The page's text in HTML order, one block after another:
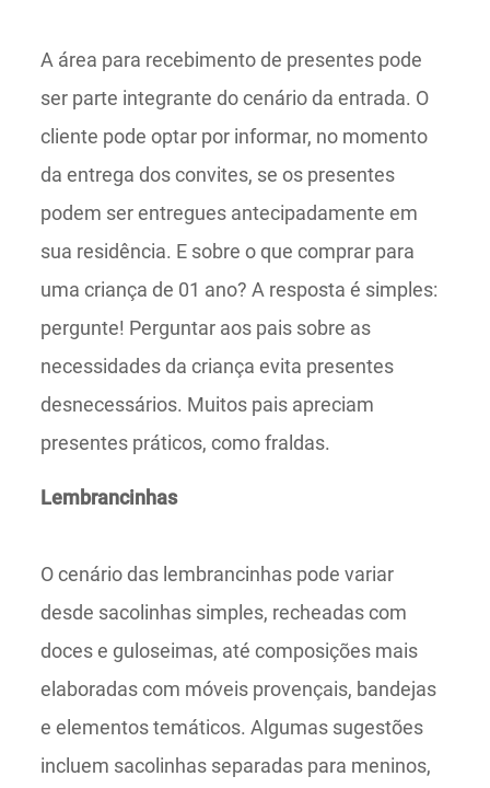
A área para recebimento de presentes pode
ser parte integrante do cenário da entrada. O
cliente pode optar por informar, no momento
da entrega dos convites, se os presentes
podem ser entregues antecipadamente em
sua residência. E sobre o que comprar para
uma criança de 01 ano? A resposta é simples:
pergunte! Perguntar aos pais sobre as
necessidades da criança evita presentes
desnecessários. Muitos pais apreciam
presentes práticos, como fraldas.
Lembrancinhas
O cenário das lembrancinhas pode variar
desde sacolinhas simples, recheadas com
doces e guloseimas, até composições mais
elaboradas com móveis provençais, bandejas
e elementos temáticos. Algumas sugestões
incluem sacolinhas separadas para meninos,